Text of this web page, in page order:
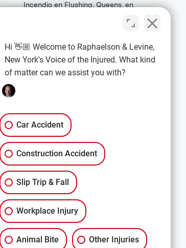
Incendio en Flushing, Queens, en
familias y los sobrevivientes deben
EXPLORE
Términos y condiciones
Descargo de responsabilidad
All Services
Hi 👋🏼 Welcome to Raphaelson & Levine,
New York's Voice of the Injured. What kind
of matter can we assist you with?
Car Accident
Construction Accident
Slip Trip & Fall
Workplace Injury
Animal Bite Other Injuries